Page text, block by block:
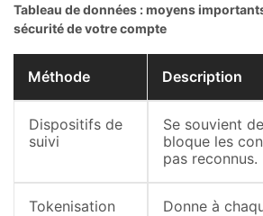
Tableau de données : moyens
sécurité de votre compte
Méthode Description
Dispositifs de
suivi
Se souvient
bloque les
pas reconnus.
Tokenisation
Donne à